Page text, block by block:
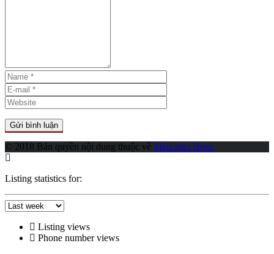
© 2018 Bản quyền nội dung thuộc về Mercedes Benz
Listing statistics for:
Listing views
Phone number views